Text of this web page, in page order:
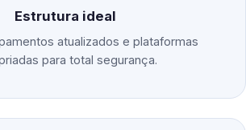
Estrutura ideal
atualizados e plataformas
para total segurança.